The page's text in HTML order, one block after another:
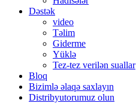
Dəstək
video
Təlim
Giderme
Yüklə
Tez-tez verilən suallar
Bloq
Bizimlə əlaqə saxlayın
Distribyutorumuz olun